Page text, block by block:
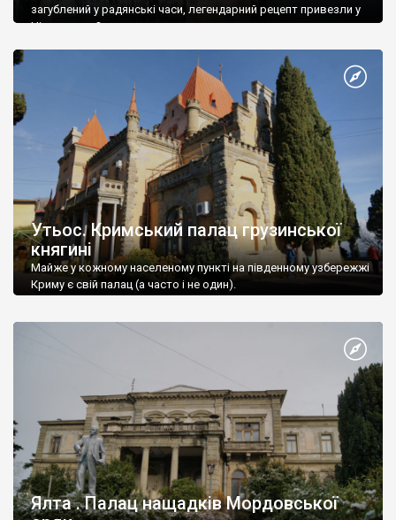
загублений у радянські часи, легендарний рецепт привезли у
Ніжин греки?
Утьос. Кримський палац грузинської
княгині
Майже у кожному населеному пункті на південному узбережжі
Криму є свій палац (а часто і не один).
Ялта . Палац нащадків Мордовської